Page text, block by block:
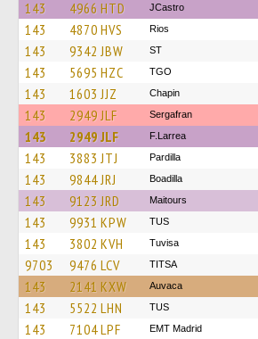
143 4966 HTD JCastro
143 4870 HVS Rios
143 9342 JBW ST
143 5695 HZC TGO
143 1603 JJZ Chapin
143 2949 JLF Sergafran
143 2949 JLF F.Larrea
143 3883 JTJ Pardilla
143 9844 JRJ Boadilla
143 9123 JRD Maitours
143 9931 KPW TUS
143 3802 KVH Tuvisa
9703 9476 LCV TITSA
143 2141 KXW Auvaca
143 5522 LHN TUS
143 7104 LPF EMT Madrid